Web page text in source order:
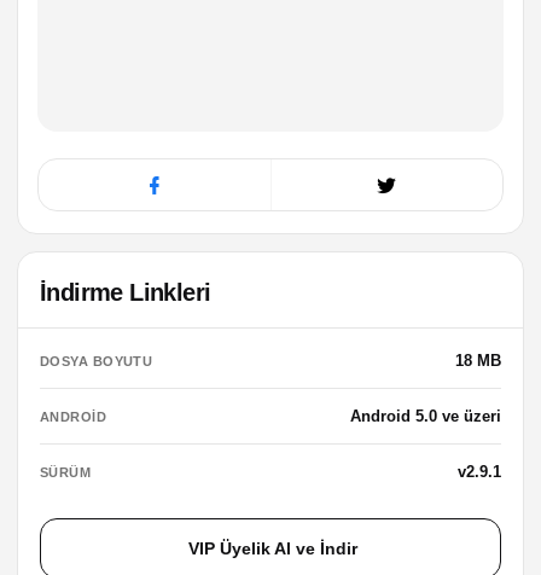
İndirme Linkleri
DOSYA BOYUTU 18 MB
ANDROID Android 5.0 ve üzeri
SÜRÜM v2.9.1
VIP Üyelik Al ve İndir